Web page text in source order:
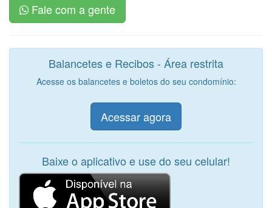
Fale com a gente
Balancetes e Recibos - Área restrita
Acesse os balancetes e boletos do seu condomínio:
Acessar agora
Baixe o aplicativo e use do seu celular!